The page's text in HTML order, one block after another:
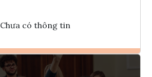
Chưa có thông tin
Ghi danh